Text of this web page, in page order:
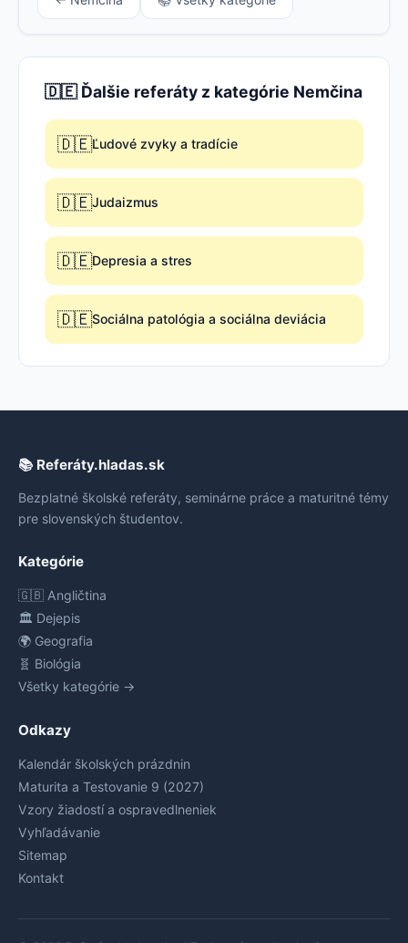
🇩🇪 Ďalšie referáty z kategórie Nemčina
🇩🇪Ľudové zvyky a tradície
🇩🇪Judaizmus
🇩🇪Depresia a stres
🇩🇪Sociálna patológia a sociálna deviácia
📚 Referáty.hladas.sk
Bezplatné školské referáty, seminárne práce a maturitné témy
pre slovenských študentov.
Kategórie
🇬🇧 Angličtina
🏛️ Dejepis
🌍 Geografia
🧬 Biológia
Všetky kategórie →
Odkazy
Kalendár školských prázdnin
Maturita a Testovanie 9 (2027)
Vzory žiadostí a ospravedlneniek
Vyhľadávanie
Sitemap
Kontakt